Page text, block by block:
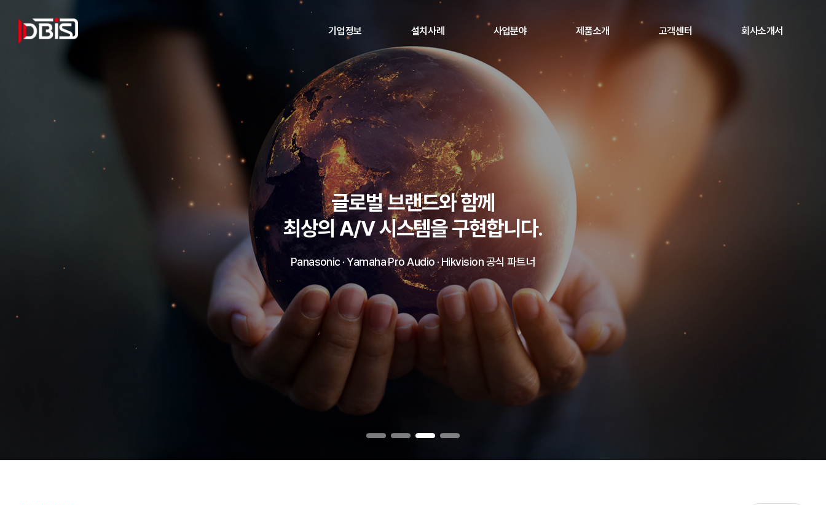
기업정보
회사소개
인증서
연혁
오시는 길
설치사례
설치사례
사업분야
Panasonic 공식딜러
미디어 아트
A/V 통합 솔루션
LED 디스플레이
제품소개
파나소닉 프로젝터
하이크비전 LED
고객센터 회사소개서
SONICOPTICS 비디오프로젝터
나라장터 종합쇼핑몰 정부조달
공공기관, 교육기관, 지자체 등 다양한 현장 맞춤형 솔루션 제공